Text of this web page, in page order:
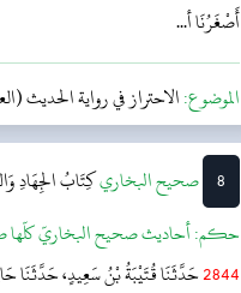
أَصْغَرُنَا أ...
الموضوع:الاحتراز في رواية الحديث
8 ‌‌صحيح البخاريكِتَابُ الجِهَادِ
حکم:أحاديث صحيح البخاريّ
2844حَدَّثَنَا قُتَيْبَةُ بْنُ سَعِيدٍ،